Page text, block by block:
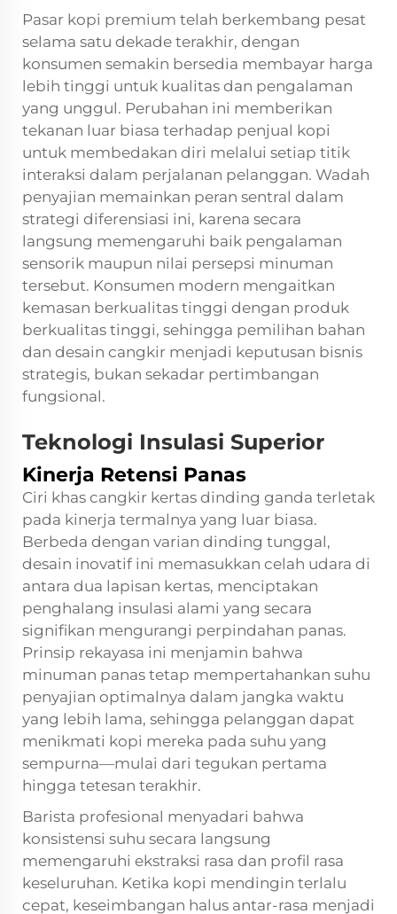
Pasar kopi premium telah berkembang pesat
selama satu dekade terakhir, dengan
konsumen semakin bersedia membayar harga
lebih tinggi untuk kualitas dan pengalaman
yang unggul. Perubahan ini memberikan
tekanan luar biasa terhadap penjual kopi
untuk membedakan diri melalui setiap titik
interaksi dalam perjalanan pelanggan. Wadah
penyajian memainkan peran sentral dalam
strategi diferensiasi ini, karena secara
langsung memengaruhi baik pengalaman
sensorik maupun nilai persepsi minuman
tersebut. Konsumen modern mengaitkan
kemasan berkualitas tinggi dengan produk
berkualitas tinggi, sehingga pemilihan bahan
dan desain cangkir menjadi keputusan bisnis
strategis, bukan sekadar pertimbangan
fungsional.
Teknologi Insulasi Superior
Kinerja Retensi Panas
Ciri khas cangkir kertas dinding ganda terletak
pada kinerja termalnya yang luar biasa.
Berbeda dengan varian dinding tunggal,
desain inovatif ini memasukkan celah udara di
antara dua lapisan kertas, menciptakan
penghalang insulasi alami yang secara
signifikan mengurangi perpindahan panas.
Prinsip rekayasa ini menjamin bahwa
minuman panas tetap mempertahankan suhu
penyajian optimalnya dalam jangka waktu
yang lebih lama, sehingga pelanggan dapat
menikmati kopi mereka pada suhu yang
sempurna—mulai dari tegukan pertama
hingga tetesan terakhir.
Barista profesional menyadari bahwa
konsistensi suhu secara langsung
memengaruhi ekstraksi rasa dan profil rasa
keseluruhan. Ketika kopi mendingin terlalu
cepat, keseimbangan halus antar-rasa menjadi